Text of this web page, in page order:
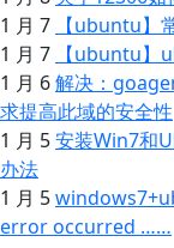
1 月 7
【ubuntu】
1 月 7
【ubuntu
1 月 6解决：
求提高此域的安全性
1 月 5安装Win7和
办法
1 月 5
error occurred ……